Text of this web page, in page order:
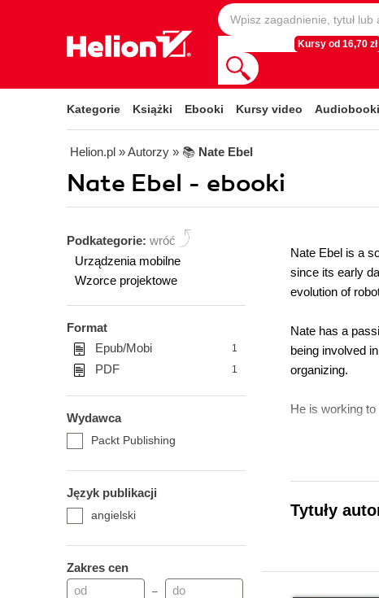
Kursy od 16,70 zł
Kategorie Książki Ebooki Kursy video Audiobooki
Helion.pl » Autorzy » 📚 Nate Ebel
Nate Ebel - ebooki
Podkategorie: wróć
Urządzenia mobilne
Wzorce projektowe
Format
Epub/Mobi
1
PDF 1
Wydawca
Packt Publishing
Język publikacji
angielski
Zakres cen
–
Nate Ebel is a
since its early
evolution of
Nate has a
being involved
organizing.
He is working
Tytuły